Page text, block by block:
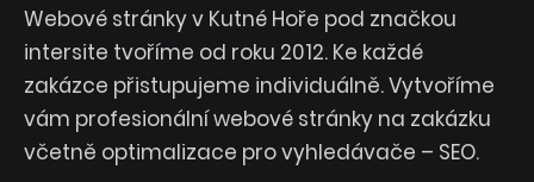
Webové stránky v Kutné Hoře pod značkou
intersite tvoříme od roku 2012. Ke každé
zakázce přistupujeme individuálně. Vytvoříme
vám profesionální webové stránky na zakázku
včetně optimalizace pro vyhledávače – SEO.